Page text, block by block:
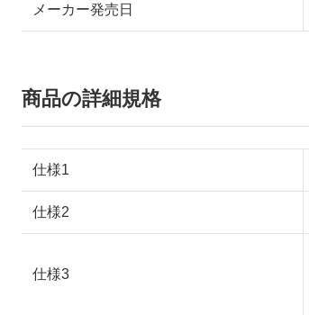
メーカー発売日
商品の詳細規格
仕様1
仕様2
仕様3